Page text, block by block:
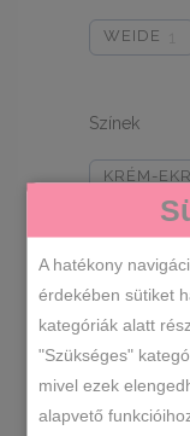
WEIDE
Színek
KRÉM-
Cipőméretek
36 1
40
A hatékony
érdekében sütiket
kategóriák alatt
"Szükséges"
mivel ezek
alapvető